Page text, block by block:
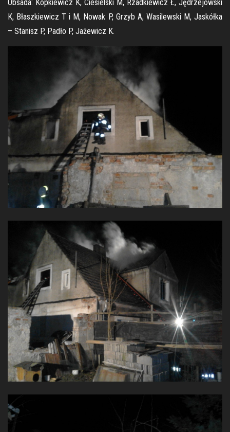
Obsada: Kopkiewicz K, Ciesielski M, Rzadkiewicz Ł, Jędrzejowski
K, Błaszkiewicz T i M, Nowak P, Grzyb A, Wasilewski M, Jaskółka
– Stanisz P, Padło P, Jażewicz K.